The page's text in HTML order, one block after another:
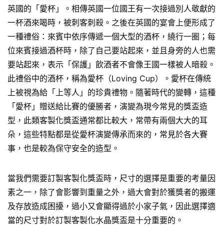
英國的「愛杯」。相傳英國一位國王有一次接過別人敬獻的
一杯酒來喝時，被刺客刺殺。之後在英國的宴會上便形成了
一種禮俗：來賓中依序傳遞一個大型的酒杯，繞行一圈；每
位來賓接過酒杯時，除了自己要站起來，並且身旁的人也需
要站起來，表示「保護」飲酒者不會像王國一樣被人暗殺。
此禮俗中的酒杯，稱為愛杯（Loving Cup）。愛杯在傳統
上被視為給「上等人」的珍貴禮物。隨著時代的變轉，這種
「愛杯」贈送給比賽的優勝者，演變為現今常見的獎盃造
型，此類客製化獎盃通常都比較大，常帶有兩個大大的耳
朵，這些特點都是從愛杯演變傳承而來的，常見於各大賽
事，也是較為保守安全的造型。
當我們需要訂製客製化獎盃時，尺寸的選擇是重要的考量因
素之一，除了會影響到重量之外，過大會對於獲獎者的搬運
及存放造成困擾，過小又會顯得過於小家子氣，因此選擇適
當的尺寸對於訂製客製化水晶獎盃是十分重要的。